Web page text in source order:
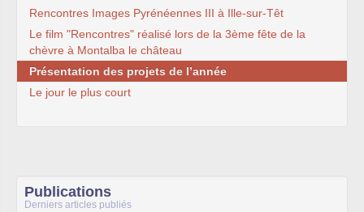
Rencontres Images Pyrénéennes III à Ille-sur-Têt
Le film "Rencontres" réalisé lors de la 3ème fête de la
chèvre à Montalba le château
Présentation des projets de l’année
Le jour le plus court
Publications
Derniers articles publiés